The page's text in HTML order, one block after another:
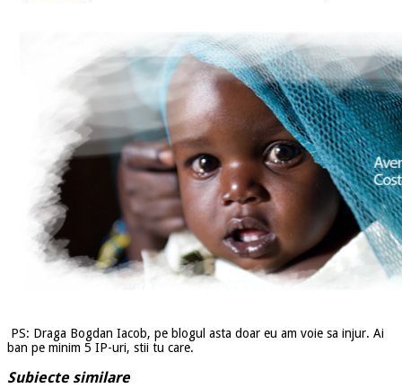
PS: Draga Bogdan Iacob, pe blogul asta doar eu am voie sa injur. Ai
ban pe minim 5 IP-uri, stii tu care.
Subiecte similare